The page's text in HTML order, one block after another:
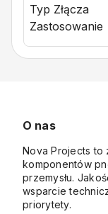
Typ Złącza
Zastosowanie
O nas
Nova Projects to
komponentów
przemysłu.
wsparcie
priorytety.